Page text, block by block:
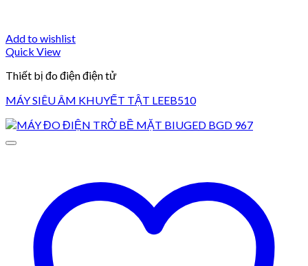
Add to wishlist
Quick View
Thiết bị đo điện điện tử
MÁY SIÊU ÂM KHUYẾT TẬT LEEB510